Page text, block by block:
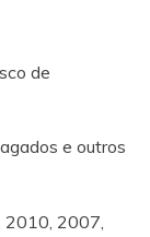
de
e outros
2010, 2007,